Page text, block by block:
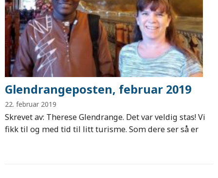
Glendrangeposten, februar 2019
22. februar 2019
Skrevet av: Therese Glendrange. Det var veldig stas! Vi
fikk til og med tid til litt turisme. Som dere ser så er